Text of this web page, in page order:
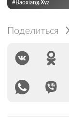
#baoxiang.xyz
Поделиться